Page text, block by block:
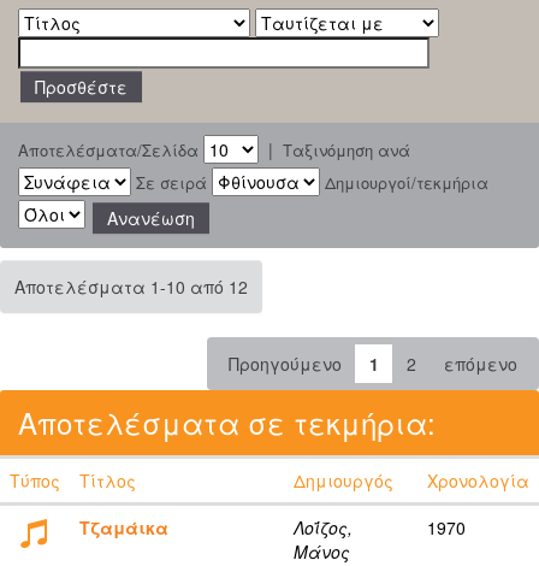
Αποτελέσματα/Σελίδα | Ταξινόμηση ανά
Σε σειρά
Δημιουργοί/τεκμήρια
Αποτελέσματα 1-10 από 12
Προηγούμενο 1 2 επόμενο
Αποτελέσματα σε τεκμήρια:
Τύπος Τίτλος Δημιουργός
Χρονολογία
Τζαμάικα
Λοΐζος,
Μάνος
1970